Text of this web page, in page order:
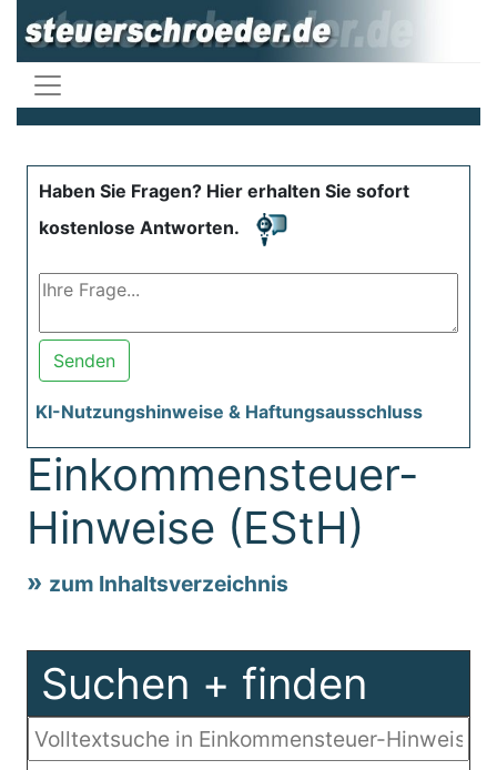
Haben Sie Fragen? Hier erhalten Sie sofort
kostenlose Antworten.
Senden
KI-Nutzungshinweise & Haftungsausschluss
Einkommensteuer-
Hinweise (EStH)
zum Inhaltsverzeichnis
Suchen + finden